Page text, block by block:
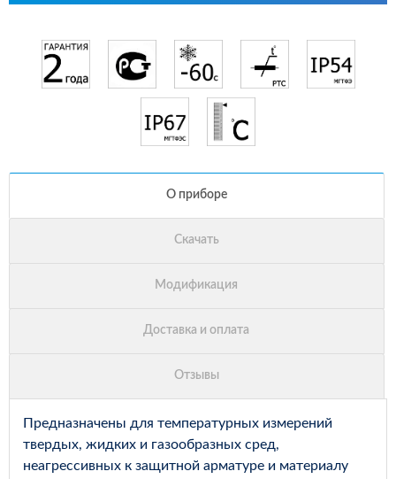
Предназначены для температурных измерений
твердых, жидких и газообразных сред,
неагрессивных к защитной арматуре и материалу